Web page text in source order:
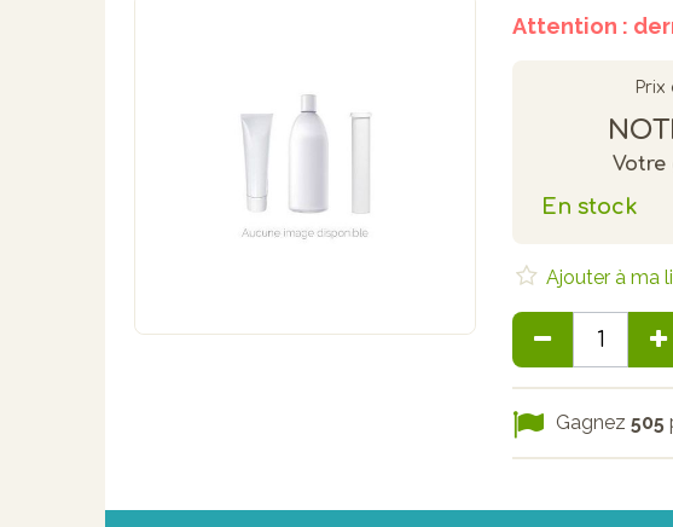
Prix
Votre
En stock
Attention :
Ajouter à ma
Gagnez505